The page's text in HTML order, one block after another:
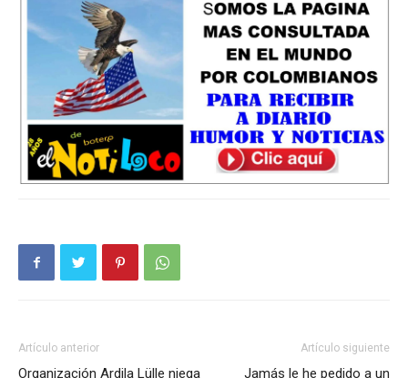
Artículo anterior
Organización Ardila Lülle niega
Artículo siguiente
Jamás le he pedido a un